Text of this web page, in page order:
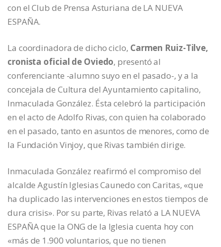
con el Club de Prensa Asturiana de LA NUEVA
ESPAÑA.
La coordinadora de dicho ciclo, Carmen Ruiz-Tilve,
cronista oficial de Oviedo, presentó al
conferenciante -alumno suyo en el pasado-, y a la
concejala de Cultura del Ayuntamiento capitalino,
Inmaculada González. Ésta celebró la participación
en el acto de Adolfo Rivas, con quien ha colaborado
en el pasado, tanto en asuntos de menores, como de
la Fundación Vinjoy, que Rivas también dirige.
Inmaculada González reafirmó el compromiso del
alcalde Agustín Iglesias Caunedo con Caritas, «que
ha duplicado las intervenciones en estos tiempos de
dura crisis». Por su parte, Rivas relató a LA NUEVA
ESPAÑA que la ONG de la Iglesia cuenta hoy con
«más de 1.900 voluntarios, que no tienen